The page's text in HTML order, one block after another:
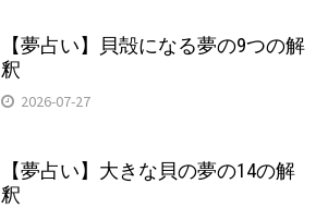
【夢占い】貝殻になる夢の9つの解
釈
2026-07-27
【夢占い】大きな貝の夢の14の解
釈